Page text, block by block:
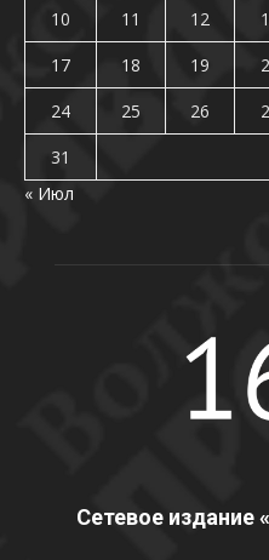
10
11 12
17
18 19
24
25 26
31
« Июл
Сетевое издание